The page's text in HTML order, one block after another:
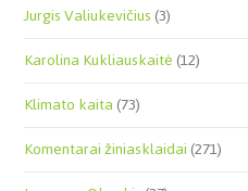
Jurgis Valiukevičius(3)
Karolina Kukliauskaitė(12)
Klimato kaita(73)
Komentarai žiniasklaidai(271)